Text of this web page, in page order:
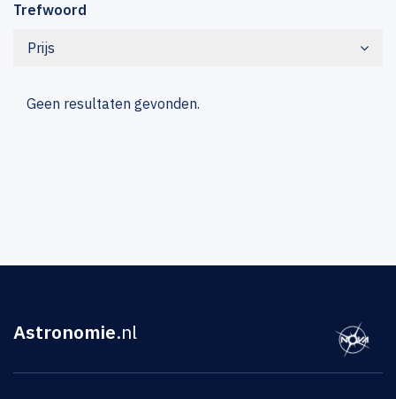
Trefwoord
Prijs
Geen resultaten gevonden.
Astronomie.nl